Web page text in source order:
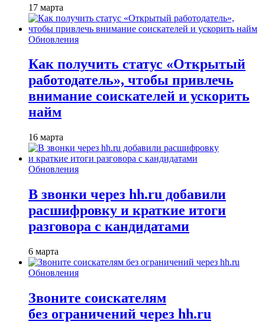
17 марта
Обновления
Как получить статус «Открытый
работодатель», чтобы привлечь
внимание соискателей и ускорить
найм
16 марта
Обновления
В звонки через hh.ru добавили
расшифровку и краткие итоги
разговора с кандидатами
6 марта
Обновления
Звоните соискателям
без ограничений через hh.ru